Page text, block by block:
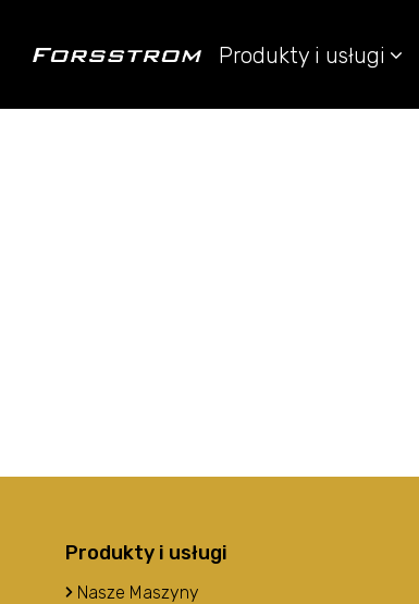
Produkty i usługi
Produkty i usługi
Nasze Maszyny